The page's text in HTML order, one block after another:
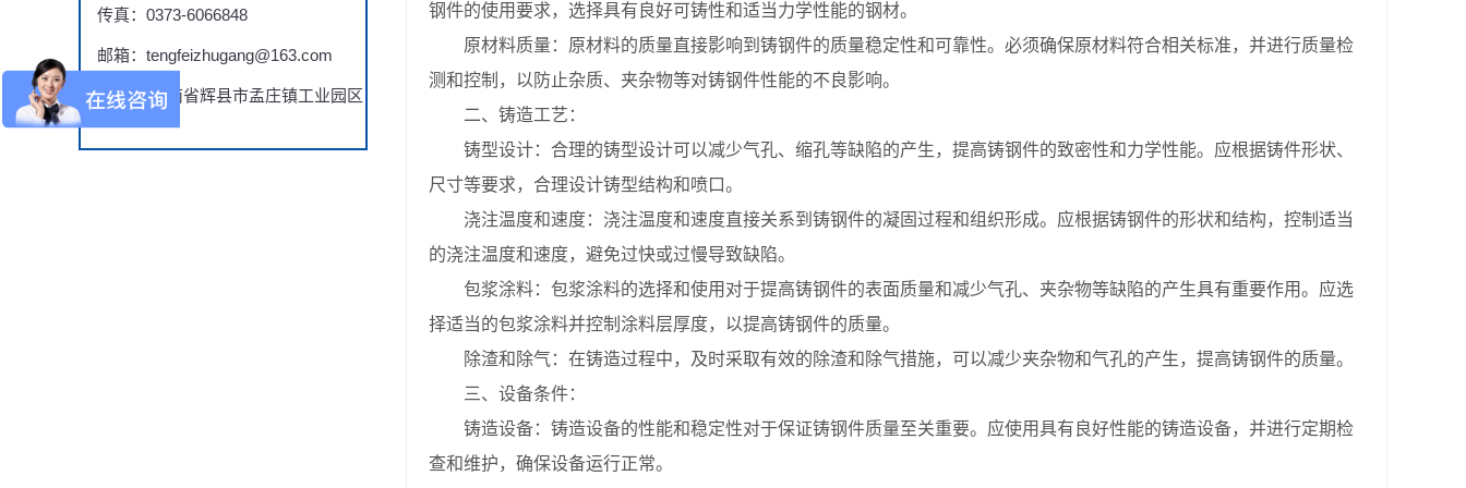
传真：0373-6066848
邮箱：tengfeizhugang@163.com
地址： 河南省辉县市孟庄镇工业园区
钢件的使用要求，选择具有良好可铸性和适当力学性能的钢材。
原材料质量：原材料的质量直接影响到铸钢件的质量稳定性和可靠性。必须确保原材料符合相关标准，并进行质量检
测和控制，以防止杂质、夹杂物等对铸钢件性能的不良影响。
二、铸造工艺：
铸型设计：合理的铸型设计可以减少气孔、缩孔等缺陷的产生，提高铸钢件的致密性和力学性能。应根据铸件形状、
尺寸等要求，合理设计铸型结构和喷口。
浇注温度和速度：浇注温度和速度直接关系到铸钢件的凝固过程和组织形成。应根据铸钢件的形状和结构，控制适当
的浇注温度和速度，避免过快或过慢导致缺陷。
包浆涂料：包浆涂料的选择和使用对于提高铸钢件的表面质量和减少气孔、夹杂物等缺陷的产生具有重要作用。应选
择适当的包浆涂料并控制涂料层厚度，以提高铸钢件的质量。
除渣和除气：在铸造过程中，及时采取有效的除渣和除气措施，可以减少夹杂物和气孔的产生，提高铸钢件的质量。
三、设备条件：
铸造设备：铸造设备的性能和稳定性对于保证铸钢件质量至关重要。应使用具有良好性能的铸造设备，并进行定期检
查和维护，确保设备运行正常。